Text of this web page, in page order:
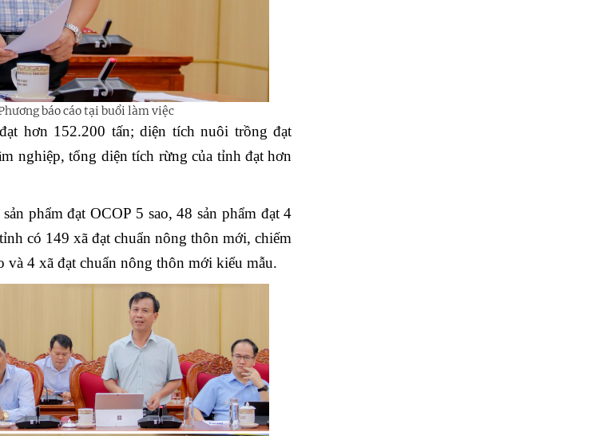
báo cáo tại buổi làm việc
hơn 152.200 tấn; diện tích nuôi trồng đạt
nghiệp, tổng diện tích rừng của tỉnh đạt hơn
phẩm đạt OCOP 5 sao, 48 sản phẩm đạt 4
có 149 xã đạt chuẩn nông thôn mới, chiếm
4 xã đạt chuẩn nông thôn mới kiểu mẫu.